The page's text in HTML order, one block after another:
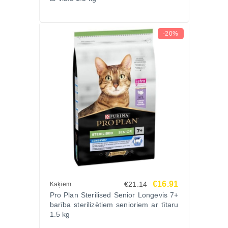
-20%
Kaķiem €21.14 €16.91
Pro Plan Sterilised Senior Longevis 7+
barība sterilizētiem senioriem ar tītaru
1.5 kg